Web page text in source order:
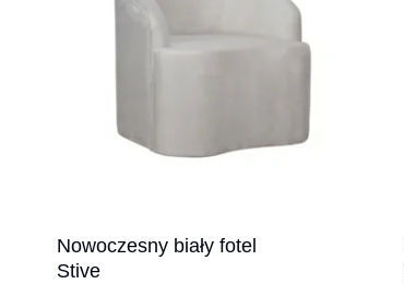
Nowoczesny biały fotel
Stive